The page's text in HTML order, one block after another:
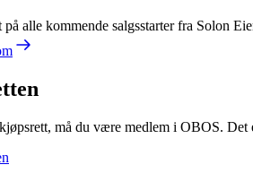
alle kommende salgsstarter fra Solon
må du være medlem i OBOS. Det